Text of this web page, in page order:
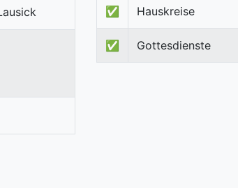
✅ Hauskreise
✅ Gottesdienste